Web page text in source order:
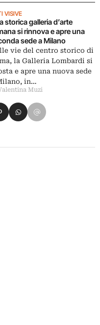
VISIVE
storica galleria d’arte
si rinnova e apre una
sede a Milano
vie del centro storico di
la Galleria Lombardi si
e apre una nuova sede
in…
Muzi
Xsu LinkedIn
su Pinterest
Condividi su WhatsApp
Condividi su Email